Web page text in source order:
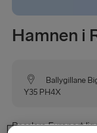
Hamnen i
Ballygillane
Y35 PH4X
Rosslare Europort